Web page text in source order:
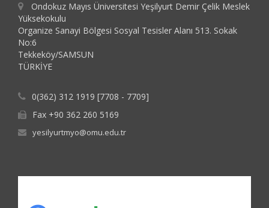
Ondokuz Mayıs Üniversitesi Yeşilyurt Demir Çelik Meslek
Yüksekokulu
Organize Sanayi Bölgesi Sosyal Tesisler Alanı 513. Sokak
No:6
Tekkeköy/SAMSUN
TÜRKİYE
0(362) 312 1919 [7708 - 7709]
Fax +90 362 260 5169
yesilyurtmyo@omu.edu.tr